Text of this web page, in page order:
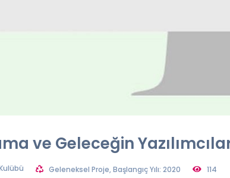
ve Geleceğin
Geleneksel Proje, Başlangıç Yılı: 2020 114